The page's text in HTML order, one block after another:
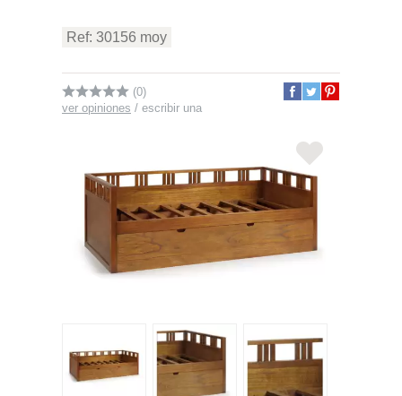
Ref: 30156 moy
(0)
ver opiniones / escribir una